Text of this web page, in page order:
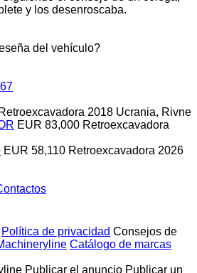
y los desenroscaba.
del vehículo?
Retroexcavadora 2018 Ucrania, Rivne
EUR 83,000 Retroexcavadora
EUR 58,110 Retroexcavadora 2026
Política de privacidad Consejos de
Catálogo de marcas
Publicar el anuncio Publicar un